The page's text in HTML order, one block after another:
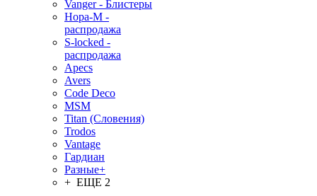
Vanger - Блистеры
Нора-М -
распродажа
S-locked -
распродажа
Apecs
Avers
Code Deco
MSM
Titan (Словения)
Trodos
Vantage
Гардиан
Разные+
+ ЕЩЕ 2